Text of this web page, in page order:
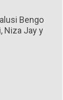
Bengo
Niza Jay y